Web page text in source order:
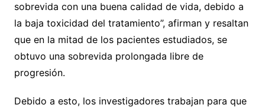
sobrevida con una buena calidad de vida, debido a
la baja toxicidad del tratamiento”, afirman y resaltan
que en la mitad de los pacientes estudiados, se
obtuvo una sobrevida prolongada libre de
progresión.
Debido a esto, los investigadores trabajan para que